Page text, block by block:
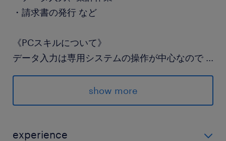
・請求書の発行 など
《PCスキルについて》
データ入力は専用システムの操作が中心なので ...
フォーマット入力など基本操作ができればOK！
（難しい関数などの知識は不要です）
県内・県外各地に塾を構える、安定した大手の教
show more
experience